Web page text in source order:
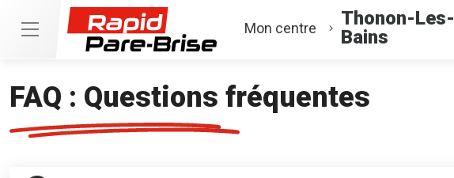
Mon centre
Thonon-Les-
Bains
FAQ : Questions fréquentes